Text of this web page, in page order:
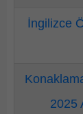
İngilizce
2025